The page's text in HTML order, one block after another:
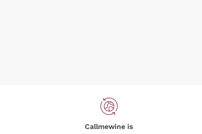
Callmewine is